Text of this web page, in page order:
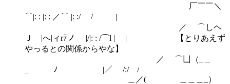
厂￣￣＼
⌒|: : |: : ／⌒ |: :/ / |
／ ⌒しヘ
Ｊ |へ|ィrﾃノ |/|: : /⌒l | | 【とりあえず
やっるとの関係からやな】
／ ⌒凵（_＿
_ ﾉ |／ /:/ /
＿／( ＿＿＿_）